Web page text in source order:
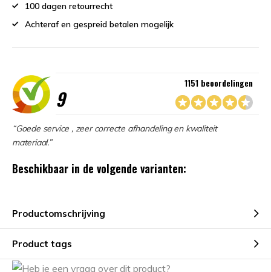
100 dagen retourrecht
Achteraf en gespreid betalen mogelijk
9
1151 beoordelingen
“Goede service , zeer correcte afhandeling en kwaliteit
materiaal.”
Beschikbaar in de volgende varianten:
Productomschrijving
Product tags